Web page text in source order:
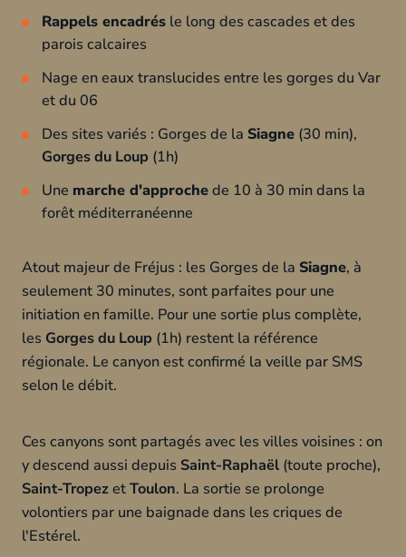
Rappels encadrés le long des cascades et des
parois calcaires
Nage en eaux translucides entre les gorges du Var
et du 06
Des sites variés : Gorges de la Siagne (30 min),
Gorges du Loup (1h)
Une marche d'approchede 10 à 30 min dans la
forêt méditerranéenne
Atout majeur de Fréjus : les Gorges de la Siagne, à
seulement 30 minutes, sont parfaites pour une
initiation en famille. Pour une sortie plus complète,
les Gorges du Loup (1h) restent la référence
régionale. Le canyon est confirmé la veille par SMS
selon le débit.
Ces canyons sont partagés avec les villes voisines : on
y descend aussi depuis Saint-Raphaël (toute proche),
Saint-TropezetToulon. La sortie se prolonge
volontiers par une baignade dans les criques de
l'Estérel.